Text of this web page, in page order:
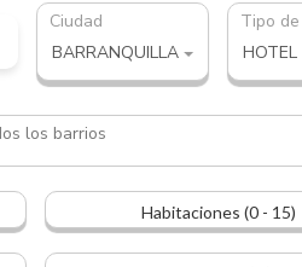
Ciudad
BARRANQUILLA
Tipo
HOTEL
Habitaciones (0 - 15)